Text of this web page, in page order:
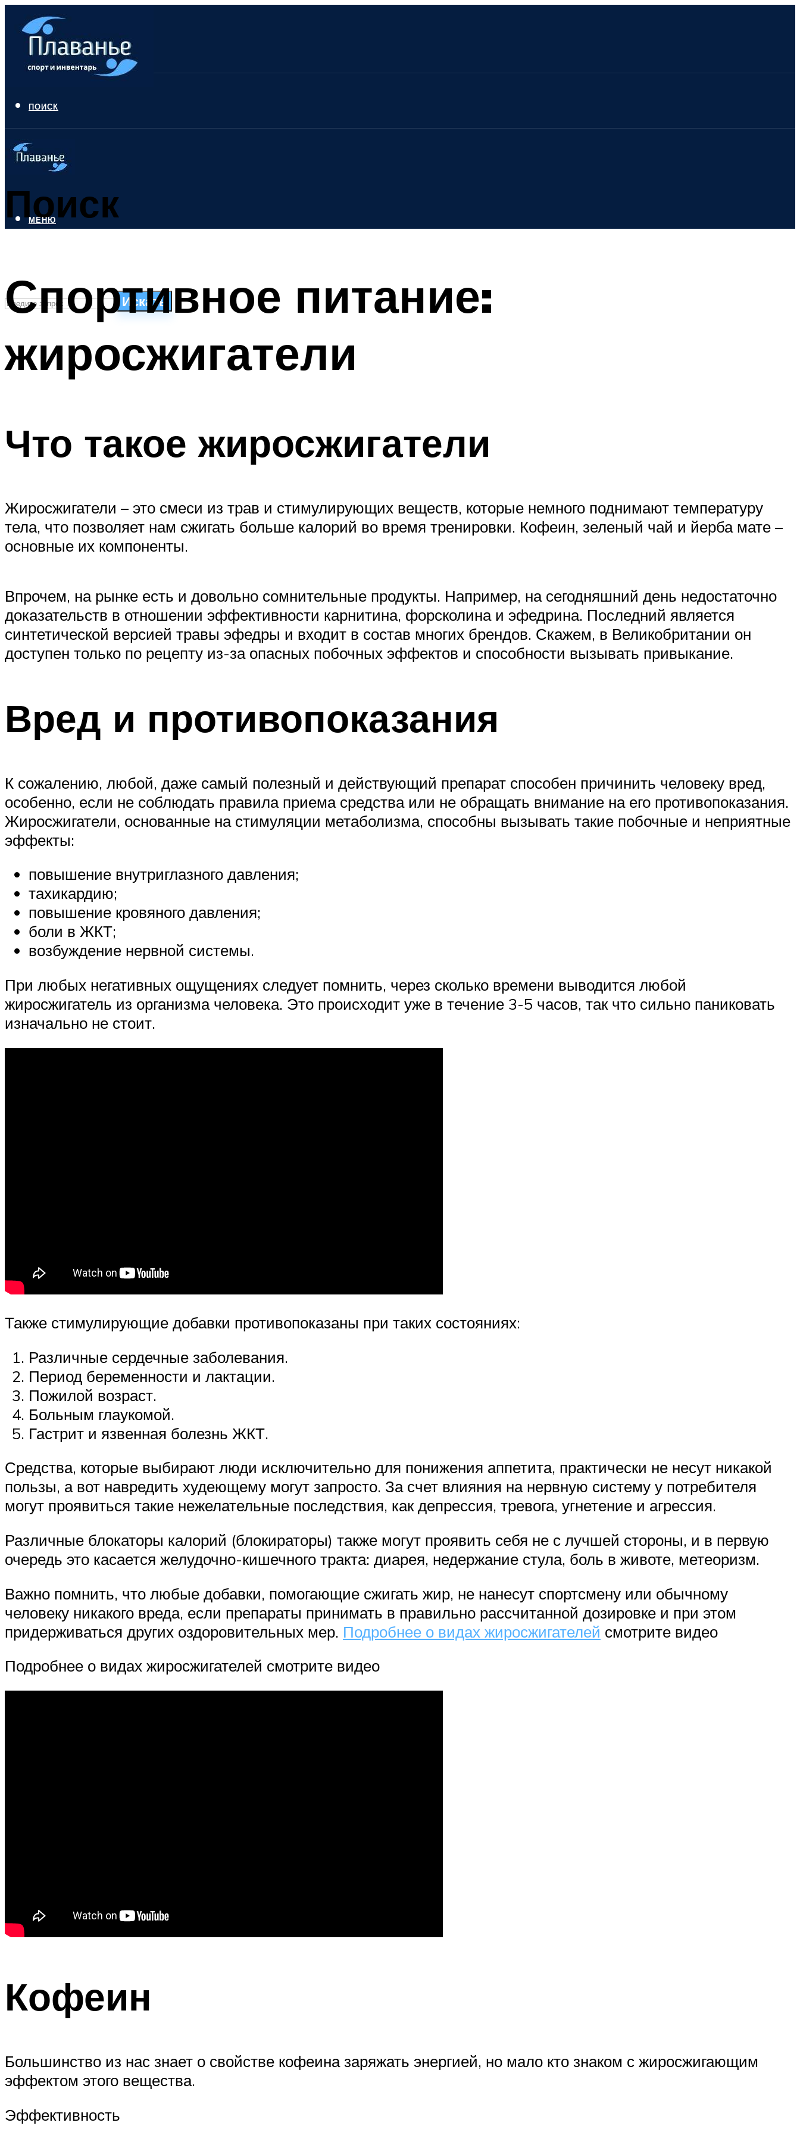
ПОИСК
Поиск
Искать
ПЛАВАНЬЕ ДЛЯ ДЕТЕЙ
ПЛАВАНЬЕ ДЛЯ ПОХУДЕНИЯ
МЕНЮ
МЕНЮ
Спортивное питание:
жиросжигатели
Что такое жиросжигатели
Жиросжигатели – это смеси из трав и стимулирующих веществ, которые немного поднимают температуру
тела, что позволяет нам сжигать больше калорий во время тренировки. Кофеин, зеленый чай и йерба мате –
основные их компоненты.
Впрочем, на рынке есть и довольно сомнительные продукты. Например, на сегодняшний день недостаточно
доказательств в отношении эффективности карнитина, форсколина и эфедрина. Последний является
синтетической версией травы эфедры и входит в состав многих брендов. Скажем, в Великобритании он
доступен только по рецепту из-за опасных побочных эффектов и способности вызывать привыкание.
Вред и противопоказания
К сожалению, любой, даже самый полезный и действующий препарат способен причинить человеку вред,
особенно, если не соблюдать правила приема средства или не обращать внимание на его противопоказания.
Жиросжигатели, основанные на стимуляции метаболизма, способны вызывать такие побочные и неприятные
эффекты:
повышение внутриглазного давления;
тахикардию;
повышение кровяного давления;
боли в ЖКТ;
возбуждение нервной системы.
При любых негативных ощущениях следует помнить, через сколько времени выводится любой
жиросжигатель из организма человека. Это происходит уже в течение 3-5 часов, так что сильно паниковать
изначально не стоит.
Также стимулирующие добавки противопоказаны при таких состояниях:
Различные сердечные заболевания.
Период беременности и лактации.
Пожилой возраст.
Больным глаукомой.
Гастрит и язвенная болезнь ЖКТ.
Средства, которые выбирают люди исключительно для понижения аппетита, практически не несут никакой
пользы, а вот навредить худеющему могут запросто. За счет влияния на нервную систему у потребителя
могут проявиться такие нежелательные последствия, как депрессия, тревога, угнетение и агрессия.
Различные блокаторы калорий (блокираторы) также могут проявить себя не с лучшей стороны, и в первую
очередь это касается желудочно-кишечного тракта: диарея, недержание стула, боль в животе, метеоризм.
Важно помнить, что любые добавки, помогающие сжигать жир, не нанесут спортсмену или обычному
человеку никакого вреда, если препараты принимать в правильно рассчитанной дозировке и при этом
придерживаться других оздоровительных мер. Подробнее о видах жиросжигателей смотрите видео
Подробнее о видах жиросжигателей смотрите видео
Кофеин
Большинство из нас знает о свойстве кофеина заряжать энергией, но мало кто знаком с жиросжигающим
эффектом этого вещества.
Эффективность